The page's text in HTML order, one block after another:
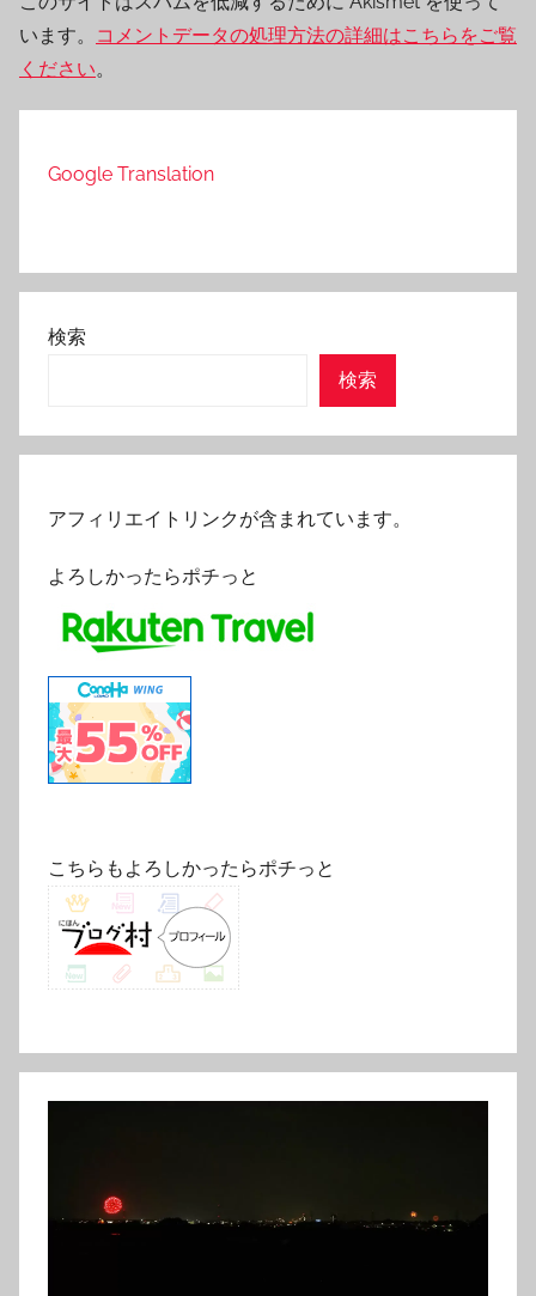
います。
コメントデータの処理方法の詳細はこちらをご覧
ください。
Google Translation
検索
検索
アフィリエイトリンクが含まれています。
よろしかったらポチっと
こちらもよろしかったらポチっと